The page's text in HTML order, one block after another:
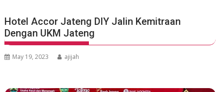
Hotel Accor Jateng DIY Jalin Kemitraan
Dengan UKM Jateng
May 19, 2023 ajijah